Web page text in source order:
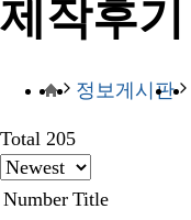
제작후기
정보게시판
Total 205
Number Title